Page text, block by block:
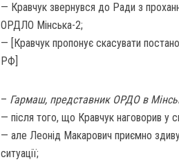
— Кравчук звернувся до Ради з
ОРДЛО Мінська-2;
— [Кравчук пропонує скасувати
РФ]
– Гармаш, представник ОРДО в
— після того, що Кравчук наговорив у
— але Леонід Макарович приємно
ситуації;